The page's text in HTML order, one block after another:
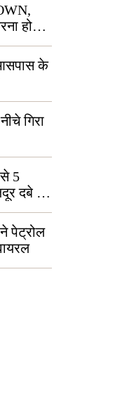
होगा
के
गिरा
5
दबे :
पेट्रोल